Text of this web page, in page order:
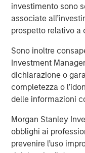
investimento sono
associate
prospetto relativo a
Sono inoltre
Investment
dichiarazione o
completezza o
delle informazioni
Morgan Stanley
obblighi ai
prevenire l’uso
Diversity is a top
89% of asset
priority
67% saying
incorporates
requirement
Perceived financial
56% of asset